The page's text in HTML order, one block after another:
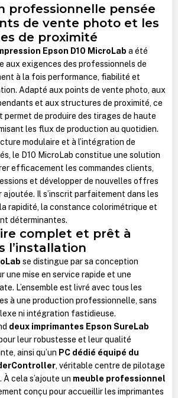
professionnelle pensée
de vente photo et les
de proximité
Epson D10 MicroLab a été
aux exigences des professionnels de
à la fois performance, fiabilité et
Adapté aux points de vente photo, aux
et aux structures de proximité, ce
permet de produire des tirages de haute
les flux de production au quotidien.
modulaire et à l’intégration de
le D10 MicroLab constitue une solution
efficacement les commandes clients,
et développer de nouvelles offres
Il s’inscrit parfaitement dans les
rapidité, la constance colorimétrique et
déterminantes.
complet et prêt à
l’installation
se distingue par sa conception
une mise en service rapide et une
L’ensemble est livré avec tous les
à une production professionnelle, sans
ni intégration fastidieuse.
deux imprimantes Epson SureLab
leur robustesse et leur qualité
ainsi qu’un PC dédié équipé du
, véritable centre de pilotage
cela s’ajoute un meuble professionnel
conçu pour accueillir les imprimantes